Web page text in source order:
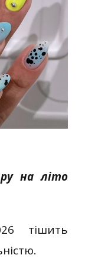
на літо
тішить